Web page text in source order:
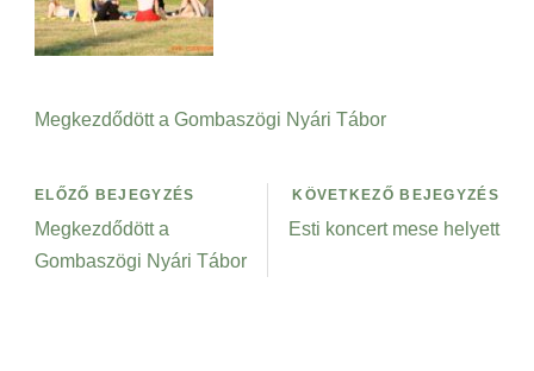
Megkezdődött a Gombaszögi Nyári Tábor
ELŐZŐ BEJEGYZÉS
Megkezdődött a
Gombaszögi Nyári Tábor
KÖVETKEZŐ BEJEGYZÉS
Esti koncert mese helyett